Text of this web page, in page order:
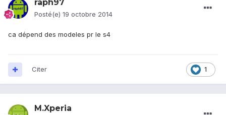
raph97
Posté(e) 19 octobre 2014
ca dépend des modeles pr le s4
1
Citer
M.Xperia